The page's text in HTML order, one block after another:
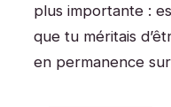
plus importante :
que tu méritais
en permanence